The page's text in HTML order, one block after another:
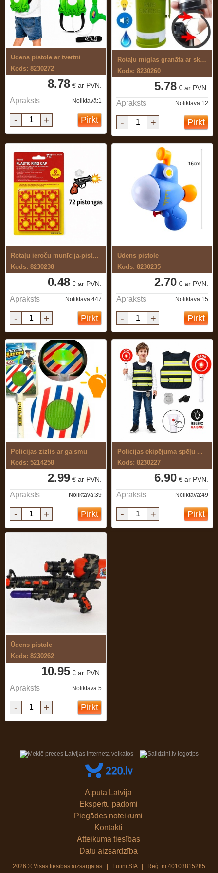
Ūdens pistole ar tvertni
Kods: 8230272
8.78 € ar PVN.
Apraksts Noliktavā:1
- + Pirkt
Rotaļu miglas granāta ar skaņu un gaismu
Kods: 8230260
5.78 € ar PVN.
Apraksts Noliktavā:12
- + Pirkt
Rotaļu ieroču munīcija-pistongas 72 gab
Kods: 8230238
0.48 € ar PVN.
Apraksts Noliktavā:447
- + Pirkt
Ūdens pistole
Kods: 8230235
2.70 € ar PVN.
Apraksts Noliktavā:15
- + Pirkt
Policijas zizlis ar gaismu
Kods: 5214258
2.99 € ar PVN.
Apraksts Noliktavā:39
- + Pirkt
Policijas ekipējuma spēļu ...
Kods: 8230227
6.90 € ar PVN.
Apraksts Noliktavā:49
- + Pirkt
Ūdens pistole
Kods: 8230262
10.95 € ar PVN.
Apraksts Noliktavā:5
- + Pirkt
Atpūta Latvijā
Ekspertu padomi
Piegādes noteikumi
Kontakti
Atteikuma tiesības
Datu aizsardzība
2026 © Visas tiesības aizsargātas | Lutini SIA | Reģ. nr.40103815285